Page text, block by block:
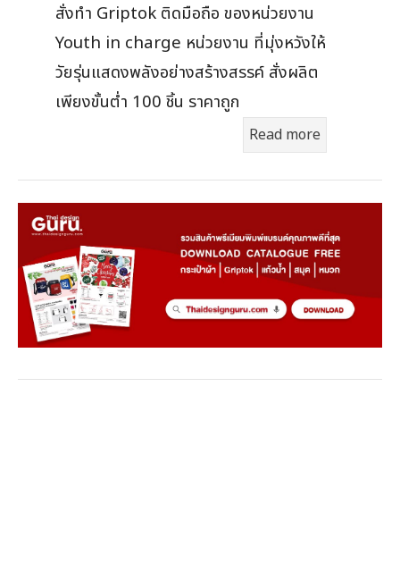
สั่งทำ Griptok ติดมือถือ ของหน่วยงาน
Youth in charge หน่วยงาน ที่มุ่งหวังให้
วัยรุ่นแสดงพลังอย่างสร้างสรรค์ สั่งผลิต
เพียงขั้นต่ำ 100 ชิ้น ราคาถูก
Read more